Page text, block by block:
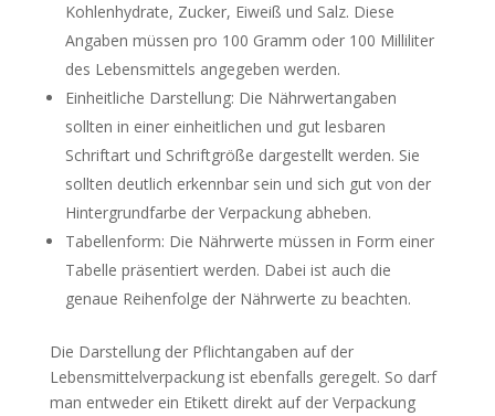
Kohlenhydrate, Zucker, Eiweiß und Salz. Diese
Angaben müssen pro 100 Gramm oder 100 Milliliter
des Lebensmittels angegeben werden.
Einheitliche Darstellung: Die Nährwertangaben
sollten in einer einheitlichen und gut lesbaren
Schriftart und Schriftgröße dargestellt werden. Sie
sollten deutlich erkennbar sein und sich gut von der
Hintergrundfarbe der Verpackung abheben.
Tabellenform: Die Nährwerte müssen in Form einer
Tabelle präsentiert werden. Dabei ist auch die
genaue Reihenfolge der Nährwerte zu beachten.
Die Darstellung der Pflichtangaben auf der
Lebensmittelverpackung ist ebenfalls geregelt. So darf
man entweder ein Etikett direkt auf der Verpackung